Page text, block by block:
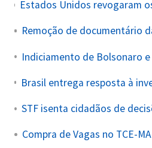
Compra de Vagas no TCE-MA